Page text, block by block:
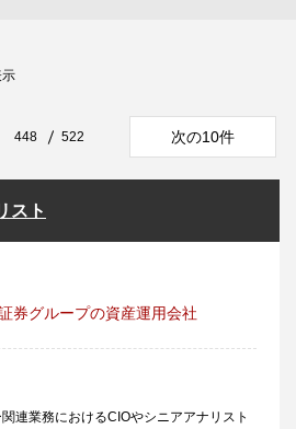
448 522 次の10件
スト
券グループの資産運用会社
連業務におけるCIOやシニアアナリスト